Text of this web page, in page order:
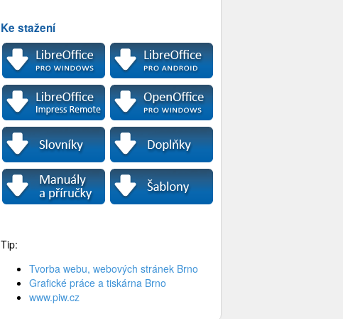
Ke stažení
Tip:
Tvorba webu, webových stránek Brno
Grafické práce a tiskárna Brno
www.piw.cz